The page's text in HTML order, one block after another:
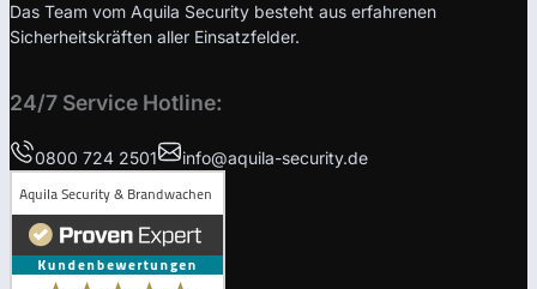
Das Team vom Aquila Security besteht aus erfahrenen
Sicherheitskräften aller Einsatzfelder.
24/7 Service Hotline:
0800 724 2501 info@aquila-security.de